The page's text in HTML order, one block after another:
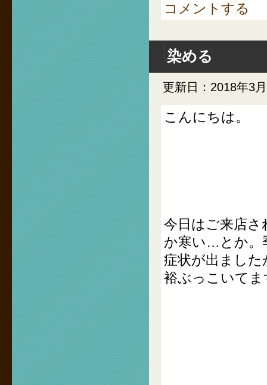
コメントする
染める
更新日：2018年3
こんにちは。
今日はご来店
か寒い…とか。
症状が出まし
裕ぶっこいてま